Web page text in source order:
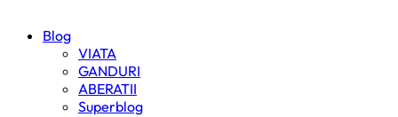
Blog
VIATA
GANDURI
ABERATII
Superblog